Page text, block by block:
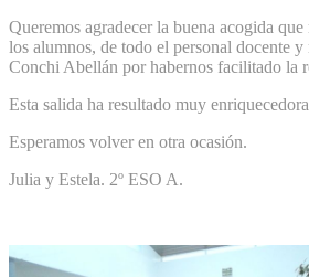
Queremos agradecer la buena acogida
los alumnos, de todo el personal docente y
Conchi Abellán por habernos facilitado la
Esta salida ha resultado muy
Esperamos volver en otra ocasión.
Julia y Estela. 2º ESO A.